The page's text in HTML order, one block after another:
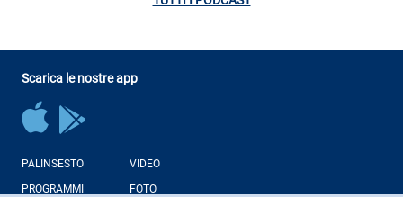
Scarica le nostre app
PALINSESTO
PROGRAMMI
VIDEO
FOTO